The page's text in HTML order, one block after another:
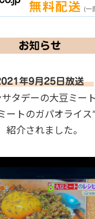
お知らせ
年9月25日放送
タデーの大豆ミー
ートのガパオライス
紹介されました。